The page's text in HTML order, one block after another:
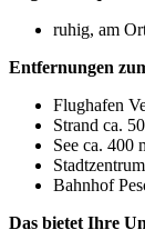
ruhig, am
Entfernungen
Flughafen
Strand ca.
See ca. 400
Bahnhof
Das bietet Ihre